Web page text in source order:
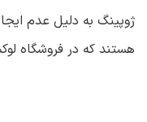
ژوپینگ به دلیل عدم
هستند که در فروشگاه